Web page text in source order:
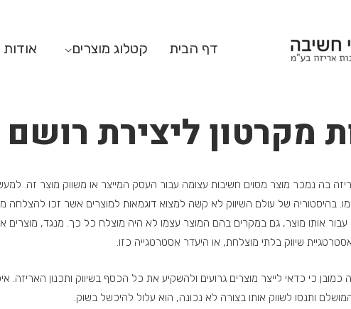
דף הבית קטלוג מוצרים אודות
מקרטון ליצירת רושם
בה נמכר מוצר מסוים חשיבות עצומה עבור העסק המייצר או משווק מוצר זה.
בהיסטוריה של עולם השיווק לא קשה למצוא דוגמאות למוצרים אשר זכו
אותו מוצר, גם במקרים בהם המוצר עצמו לא היה מוצלח כל כך. מנגד, מוצרים
שיווק בלתי מוצלחת, או היעדר אסטרטגייה כזו.
כי כדאי לייצר מוצרים גרועים ולהשקיע את כל הכסף בשיווק ותכנון
ותנסו לשווק אותו בצורה לא נכונה, הוא עלול להיכשל בשוק.